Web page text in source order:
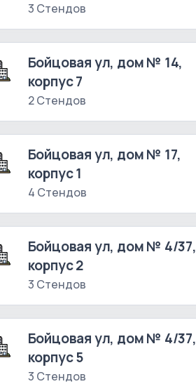
3 Стендов
Бойцовая ул, дом № 14,
корпус 7
2 Стендов
Бойцовая ул, дом № 17,
корпус 1
4 Стендов
Бойцовая ул, дом № 4/37,
корпус 2
3 Стендов
Бойцовая ул, дом № 4/37,
корпус 5
3 Стендов